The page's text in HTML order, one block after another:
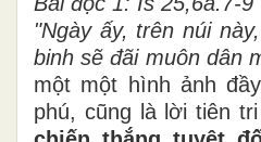
"Ngày ấy, trên núi
binh sẽ đãi muôn dân
một một hình ảnh
phú, cũng là lời tiên